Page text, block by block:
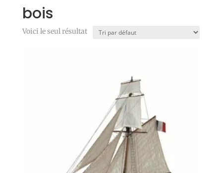
bois
Voici le seul résultat